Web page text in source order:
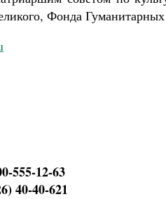
Фонда
555-12-63
40-40-621